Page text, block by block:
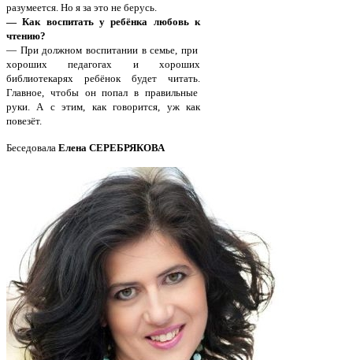
разумеется. Но я за это не берусь.
— Как воспитать у ребёнка любовь к
чтению?
— При должном воспитании в семье, при
хороших педагогах и хороших
библиотекарях ребёнок будет читать.
Главное, чтобы он попал в правильные
руки. А с этим, как говорится, уж как
повезёт.
Беседовала Елена СЕРЕБРЯКОВА